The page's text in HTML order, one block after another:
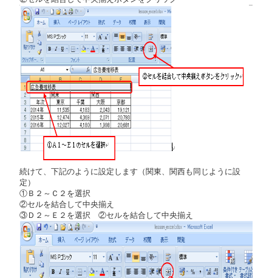
続けて、下記のように設定します（関東、関西も同じように設
定）
①Ｂ２～Ｃ２を選択
②セルを結合して中央揃え
③Ｄ２～Ｅ２を選択 ②セルを結合して中央揃え